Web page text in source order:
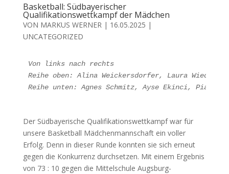
Basketball: Südbayerischer
Qualifikationswettkampf der Mädchen
VON MARKUS WERNER| 16.05.2025 |
UNCATEGORIZED
Von links nach rechts
Reihe oben: Alina Weickersdorfer, Laura
Reihe unten: Agnes Schmitz, Ayse Ekinci, Pia
Der Südbayerische Qualifikationswettkampf war für
unsere Basketball Mädchenmannschaft ein voller
Erfolg. Denn in dieser Runde konnten sie sich erneut
gegen die Konkurrenz durchsetzen. Mit einem Ergebnis
von 73 : 10 gegen die Mittelschule Augsburg-